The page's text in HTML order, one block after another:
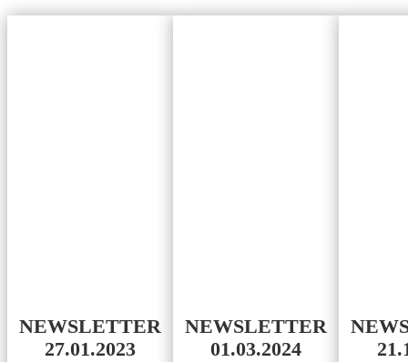
NEWSLETTER
27.01.2023
NEWSLETTER
01.03.2024